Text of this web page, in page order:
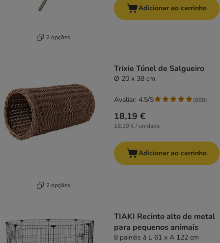
2 opções
Adicionar ao carrinho
2 opções
Trixie Túnel de Salgueiro
Ø 20 x 38 cm
18,19 €
18,19 € / unidade
Avaliar: 4.5/5 (888)
Adicionar ao carrinho
TIAKI Recinto alto de metal
para pequenos animais
8 painéis à L 61 x A 122 cm